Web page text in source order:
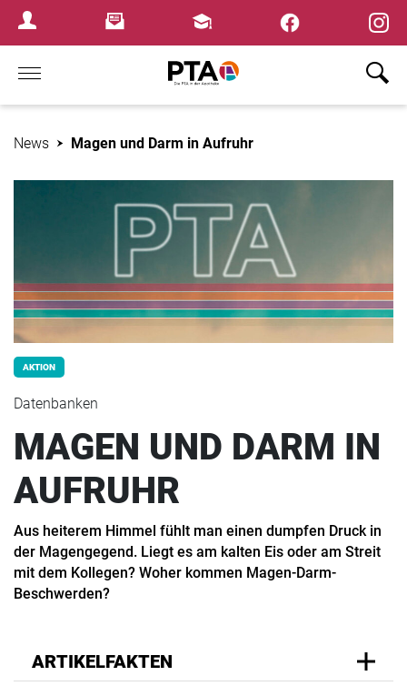
Login MenuNewsletterFortbildungen
Home
News Magen und Darm in Aufruhr
AKTION
Datenbanken
MAGEN UND DARM IN
AUFRUHR
Aus heiterem Himmel fühlt man einen dumpfen Druck in
der Magengegend. Liegt es am kalten Eis oder am Streit
mit dem Kollegen? Woher kommen Magen-Darm-
Beschwerden?
ARTIKELFAKTEN
×